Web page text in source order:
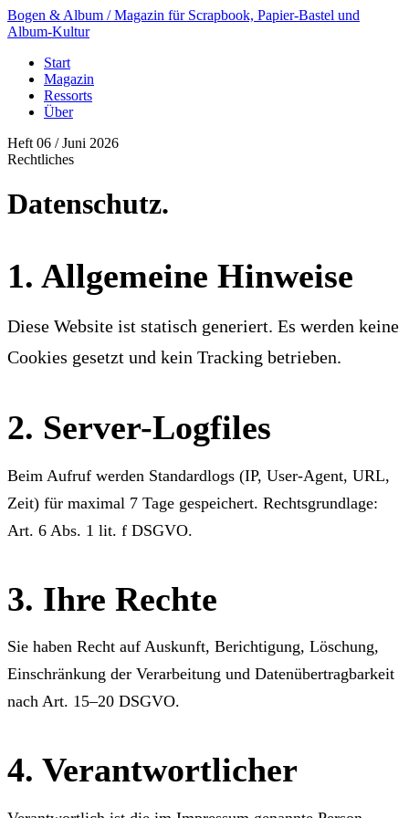
Bogen & Album / Magazin für Scrapbook, Papier-Bastel und
Album-Kultur
Start
Magazin
Ressorts
Über
Heft 06 / Juni 2026
Rechtliches
Datenschutz.
1. Allgemeine Hinweise
Diese Website ist statisch generiert. Es werden keine
Cookies gesetzt und kein Tracking betrieben.
2. Server-Logfiles
Beim Aufruf werden Standardlogs (IP, User-Agent, URL,
Zeit) für maximal 7 Tage gespeichert. Rechtsgrundlage:
Art. 6 Abs. 1 lit. f DSGVO.
3. Ihre Rechte
Sie haben Recht auf Auskunft, Berichtigung, Löschung,
Einschränkung der Verarbeitung und Datenübertragbarkeit
nach Art. 15–20 DSGVO.
4. Verantwortlicher